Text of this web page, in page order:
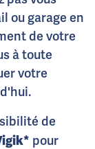
ou garage en
de votre
à toute
votre
de
pour